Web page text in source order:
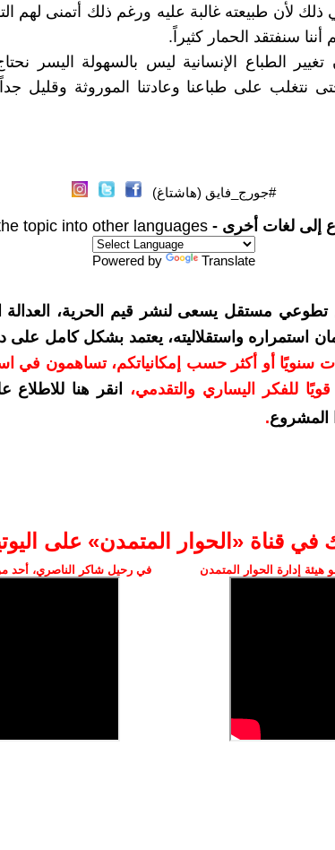
لأن طبيعته غالبة عليه ورغم ذلك أتمنى لهم
سنفتقد الحمار كثيراً.
الطباع الإنسانية ليس بالسهولة اليسر
نتغلب على طباعنا وعادتنا الموروثة وقليل
#جورج_فايق (هاشتاغ)
إلى لغات أخرى - topic into other languages
Powered by Translate
تطوعي مستقل يسعى لنشر قيم الحرية، العدالة
استمراره واستقلاليته، يعتمد بشكل كامل على
بمبلغ 10 دولارات سنويًا أو أكثر حسب إمكانياتكم، تساهمون
للفكر اليساري والتقدمي،
انقر هنا
المشروع.
في قناة ‫«الحوار المتمدن» على
إدارة الحوار المتمدن في رحيل شاكر الناصري، أحد